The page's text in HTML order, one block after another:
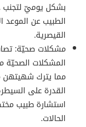
بشكل يوميّ لتجنب
الطبيب عن الموعد
القيصرية.
مشكلات صحيّة:
المشكلات الصحيّة
مما يترك شهيتهن
القدرة على
استشارة طبيب
الحالات.